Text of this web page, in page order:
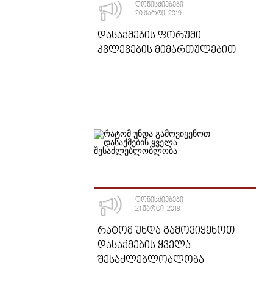
ᲦᲝᲜᲘᲡᲫᲘᲔᲑᲔᲑᲘ
20 ᲛᲐᲠᲢᲘ, 2019
ᲓᲐᲡᲐᲥᲛᲔᲑᲘᲡ ᲤᲝᲠᲣᲛᲘ
ᲙᲕᲚᲔᲕᲔᲑᲘᲡ ᲛᲘᲛᲐᲠᲗᲣᲚᲔᲑᲘᲗ
ᲦᲝᲜᲘᲡᲫᲘᲔᲑᲔᲑᲘ
21 ᲛᲐᲠᲢᲘ, 2019
ᲠᲐᲢᲝᲛ ᲣᲜᲓᲐ ᲒᲐᲛᲝᲕᲘᲧᲔᲜᲝᲗ
ᲓᲐᲡᲐᲥᲛᲔᲑᲘᲡ ᲧᲕᲔᲚᲐ
ᲨᲔᲡᲐᲫᲚᲔᲑᲚᲝᲑᲚᲝᲑᲐ